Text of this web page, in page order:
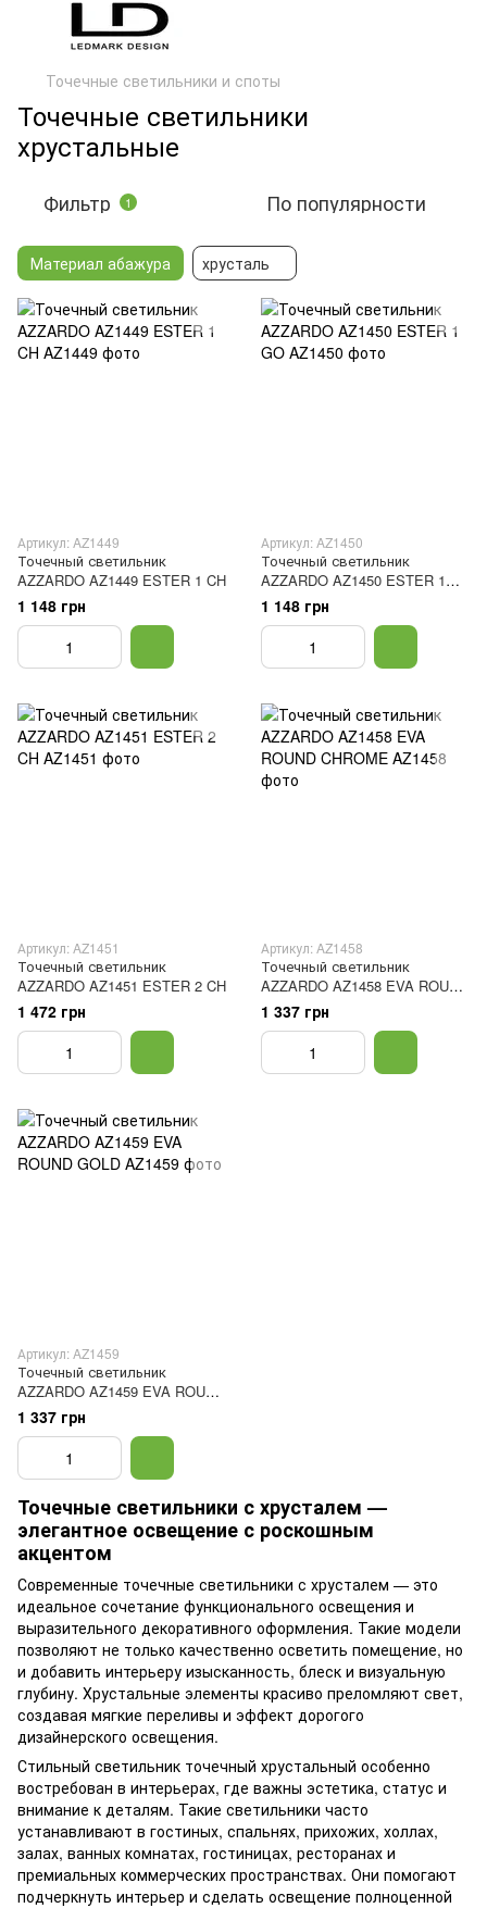
Точечные светильники и споты
Точечные светильники
хрустальные
Фильтр 1 По популярности
Материал абажура хрусталь
Артикул: AZ1449
Точечный светильник
AZZARDO AZ1449 ESTER 1 CH
1 148 грн
Артикул: AZ1450
Точечный светильник
AZZARDO AZ1450 ESTER 1
GO
1 148 грн
Артикул: AZ1451
Точечный светильник
AZZARDO AZ1451 ESTER 2 CH
1 472 грн
Артикул: AZ1458
Точечный светильник
AZZARDO AZ1458 EVA ROUND
CHROME
1 337 грн
Артикул: AZ1459
Точечный светильник
AZZARDO AZ1459 EVA ROUND
GOLD
1 337 грн
Точечные светильники с хрусталем —
элегантное освещение с роскошным
акцентом
Современные точечные светильники с хрусталем — это
идеальное сочетание функционального освещения и
выразительного декоративного оформления. Такие модели
позволяют не только качественно осветить помещение, но
и добавить интерьеру изысканность, блеск и визуальную
глубину. Хрустальные элементы красиво преломляют свет,
создавая мягкие переливы и эффект дорогого
дизайнерского освещения.
Стильный светильник точечный хрустальный особенно
востребован в интерьерах, где важны эстетика, статус и
внимание к деталям. Такие светильники часто
устанавливают в гостиных, спальнях, прихожих, холлах,
залах, ванных комнатах, гостиницах, ресторанах и
премиальных коммерческих пространствах. Они помогают
подчеркнуть интерьер и сделать освещение полноценной